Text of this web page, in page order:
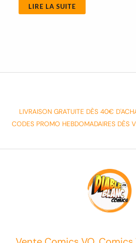
LIRE LA SUITE
LIVRAISON GRATUITE DÈS 40€
CODES PROMO HEBDOMADAIRES DÈS